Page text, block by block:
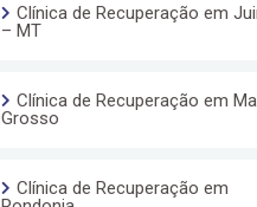
Clínica de Recuperação em
– MT
Clínica de Recuperação em
Grosso
Clínica de Recuperação em